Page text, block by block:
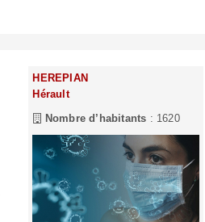
HEREPIAN
Hérault
Nombre d’habitants : 1620